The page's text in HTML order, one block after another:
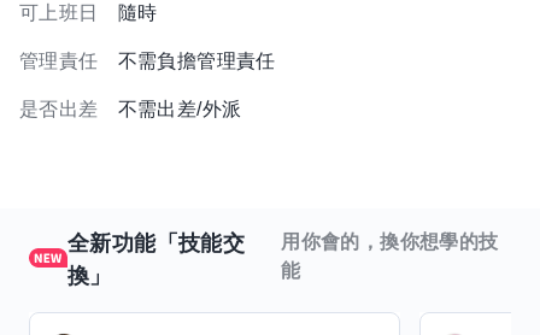
可上班日 隨時
管理責任 不需負擔管理責任
是否出差 不需出差/外派
全新功能「技能交
換」
用你會的，換你想學的技
能